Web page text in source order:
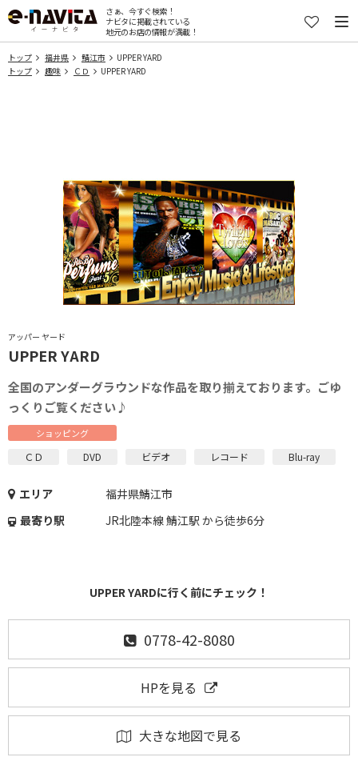
さぁ、今すぐ検索！
ナビタに掲載されている
地元のお店の情報が満載！
トップ 福井県 鯖江市
UPPER YARD
トップ
趣味 ＣＤ UPPER YARD
アッパー ヤード
UPPER YARD
全国のアンダーグラウンドな作品を取り揃えております。ごゆ
っくりご覧ください♪
ショッピング
ＣＤ DVD ビデオ レコード Blu-ray
エリア
福井県鯖江市
最寄り駅
JR北陸本線 鯖江駅 から徒歩6分
UPPER YARDに行く前にチェック！
0778-42-8080
HPを見る
大きな地図で見る